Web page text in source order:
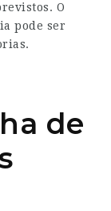
O
pode ser
de